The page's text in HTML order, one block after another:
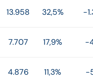
13.958 32,5% -
7.707 17,9% -
4.876 11,3% -